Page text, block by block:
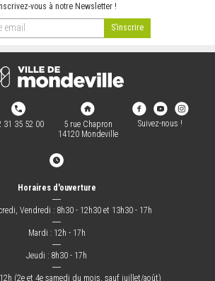
vous à notre Newsletter !
31 35 52 00
5 rue Chapron
14120 Mondeville
Suivez-nous !
Horaires d'ouverture
―
Vendredi : 8h30 - 12h30 et 13h30 - 17h
―
Mardi : 12h - 17h
―
Jeudi : 8h30 - 17h
―
(2e et 4e samedi du mois, sauf juillet/août)